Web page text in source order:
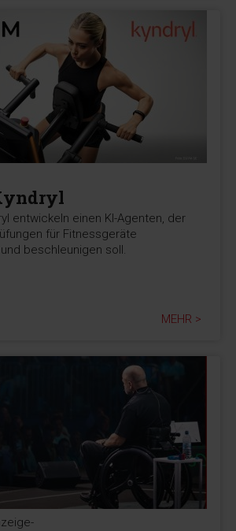
entwickeln einen KI-Agenten, der
für Fitnessgeräte
beschleunigen soll.
MEHR >